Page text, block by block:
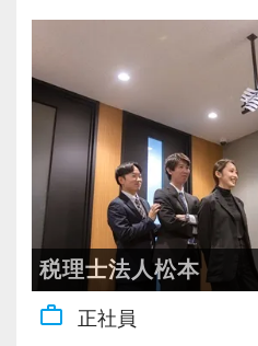
て「やってみて！」と任
心して飛び込んできてく
OBのダブルチェックが
当社ならではの「仕事の
ら実務を経験することで
度一人で仕事をするこ
す。
これまでも多くのインタ
ーン制度を使い、ステッ
た実績が当社にはありま
実践型インターンを通し
ーターやAIにはできない
当社では、全員がお客様
最新の税務・会計サー
現時点で深い知識や経験
心してください！
社員と同じように実務経
会計の知識を得られるよ
チリです。
ウハウや知識の面でも学
環境です。
これからどんどん成長し
で、多彩なキャリアを
ャンスが広がっています
【ご紹介が多い安定企
頼される税務のプロを目
私達は「税務のプロフェ
様に寄り添う」ことが一
充実した実務重視のOJT
と知識をゼロから身に
税務・会計の経験と知識
アップを目指しませんか
【対象業種100種以上！
強い税理士法人です】
創業以来17年連続増収増
上、全国6拠点で安定的
お客様に事務所までご来
税理士法人松本
work_outline 正社員